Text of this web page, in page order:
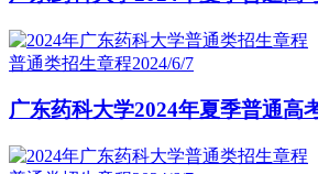
普通类招生章程2024/6/7
广东药科大学2024年夏季普通高